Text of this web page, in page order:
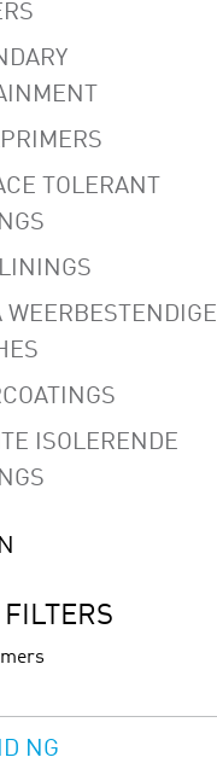
TOLERANT
WEERBESTENDIGE
ISOLERENDE
NG